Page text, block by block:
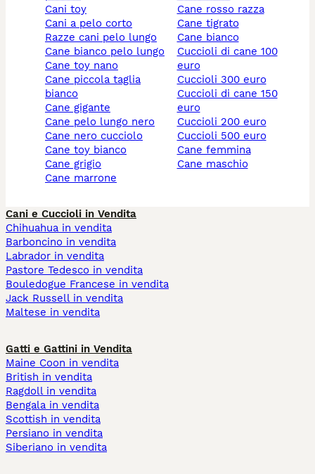
cani toy
cani a pelo corto
razze cani pelo lungo
cane bianco pelo lungo
cane toy nano
cane piccola taglia
bianco
cane gigante
cane pelo lungo nero
cane nero cucciolo
cane toy bianco
cane grigio
cane marrone
cane rosso razza
cane tigrato
cane bianco
cuccioli di cane 100
euro
cuccioli 300 euro
cuccioli di cane 150
euro
cuccioli 200 euro
cuccioli 500 euro
cane femmina
cane maschio
Cani e Cuccioli in Vendita
Chihuahua in vendita
Barboncino in vendita
Labrador in vendita
Pastore Tedesco in vendita
Bouledogue Francese in vendita
Jack Russell in vendita
Maltese in vendita
Gatti e Gattini in Vendita
Maine Coon in vendita
British in vendita
Ragdoll in vendita
Bengala in vendita
Scottish in vendita
Persiano in vendita
Siberiano in vendita